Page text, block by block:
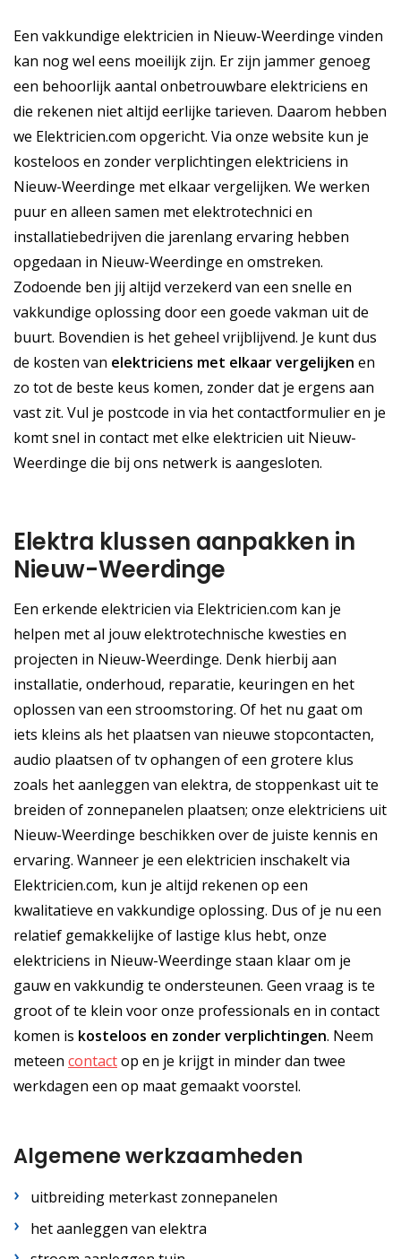
Een vakkundige elektricien in Nieuw-Weerdinge vinden
kan nog wel eens moeilijk zijn. Er zijn jammer genoeg
een behoorlijk aantal onbetrouwbare elektriciens en
die rekenen niet altijd eerlijke tarieven. Daarom hebben
we Elektricien.com opgericht. Via onze website kun je
kosteloos en zonder verplichtingen elektriciens in
Nieuw-Weerdinge met elkaar vergelijken. We werken
puur en alleen samen met elektrotechnici en
installatiebedrijven die jarenlang ervaring hebben
opgedaan in Nieuw-Weerdinge en omstreken.
Zodoende ben jij altijd verzekerd van een snelle en
vakkundige oplossing door een goede vakman uit de
buurt. Bovendien is het geheel vrijblijvend. Je kunt dus
de kosten van elektriciens met elkaar vergelijken en
zo tot de beste keus komen, zonder dat je ergens aan
vast zit. Vul je postcode in via het contactformulier en je
komt snel in contact met elke elektricien uit Nieuw-
Weerdinge die bij ons netwerk is aangesloten.
Elektra klussen aanpakken in
Nieuw-Weerdinge
Een erkende elektricien via Elektricien.com kan je
helpen met al jouw elektrotechnische kwesties en
projecten in Nieuw-Weerdinge. Denk hierbij aan
installatie, onderhoud, reparatie, keuringen en het
oplossen van een stroomstoring. Of het nu gaat om
iets kleins als het plaatsen van nieuwe stopcontacten,
audio plaatsen of tv ophangen of een grotere klus
zoals het aanleggen van elektra, de stoppenkast uit te
breiden of zonnepanelen plaatsen; onze elektriciens uit
Nieuw-Weerdinge beschikken over de juiste kennis en
ervaring. Wanneer je een elektricien inschakelt via
Elektricien.com, kun je altijd rekenen op een
kwalitatieve en vakkundige oplossing. Dus of je nu een
relatief gemakkelijke of lastige klus hebt, onze
elektriciens in Nieuw-Weerdinge staan klaar om je
gauw en vakkundig te ondersteunen. Geen vraag is te
groot of te klein voor onze professionals en in contact
komen is kosteloos en zonder verplichtingen. Neem
meteen contactop en je krijgt in minder dan twee
werkdagen een op maat gemaakt voorstel.
Algemene werkzaamheden
uitbreiding meterkast zonnepanelen
het aanleggen van elektra